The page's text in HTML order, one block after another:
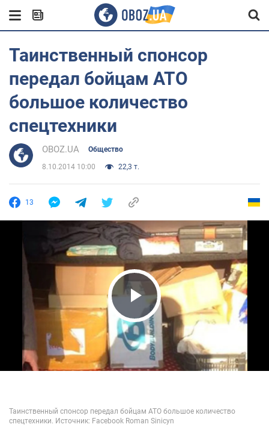
Таинственный спонсор
передал бойцам АТО
большое количество
спецтехники
OBOZ.UA Общество
8.10.2014 10:00 22,3 т.
13
Play Video